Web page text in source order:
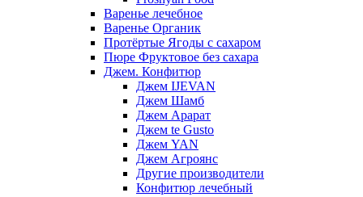
Варенье лечебное
Варенье Органик
Протёртые Ягоды с сахаром
Пюре Фруктовое без сахара
Джем. Конфитюр
Джем IJEVAN
Джем Шамб
Джем Арарат
Джем te Gusto
Джем YAN
Джем Агроянс
Другие производители
Конфитюр лечебный